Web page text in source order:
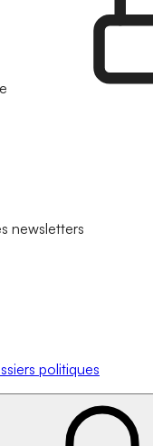
newsletters
politiques